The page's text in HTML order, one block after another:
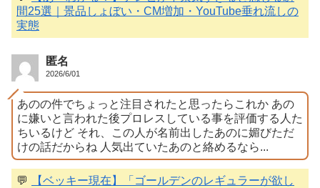
間25選｜景品しょぼい・CM増加・YouTube垂れ流しの
実態
匿名
2026/6/01
あのの件でちょっと注目されたと思ったらこれか あの
に嫌いと言われた後プロレスしている事を評価する人た
ちいるけど それ、この人が名前出したあのに媚びただ
けの話だからね 人気出ていたあのと絡めるなら...
💬
【ベッキー現在】「ゴールデンのレギュラーが欲し